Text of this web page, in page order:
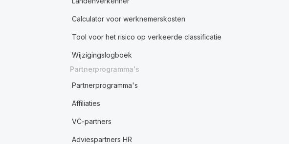
Calculator voor werknemerskosten
Tool voor het risico op verkeerde classificatie
Wijzigingslogboek
Partnerprogramma's
Partnerprogramma's
Affiliaties
VC-partners
Adviespartners HR